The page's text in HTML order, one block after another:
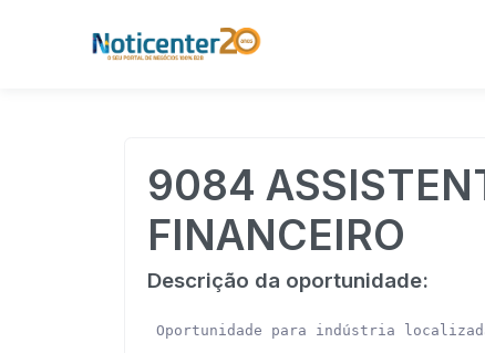
9084
FINANCEIRO
Descrição da oportunidade:
Oportunidade para indústria